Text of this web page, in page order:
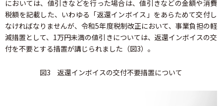
においては、値引きなどを行った場合は、値引きなどの金額や消費
税額を記載した、いわゆる「返還インボイス」をあらためて交付し
なければなりませんが、令和5年度税制改正において、事業負担の軽
減措置として、1万円未満の値引きについては、返還インボイスの交
付を不要とする措置が講じられました（図3）。
図3 返還インボイスの交付不要措置について